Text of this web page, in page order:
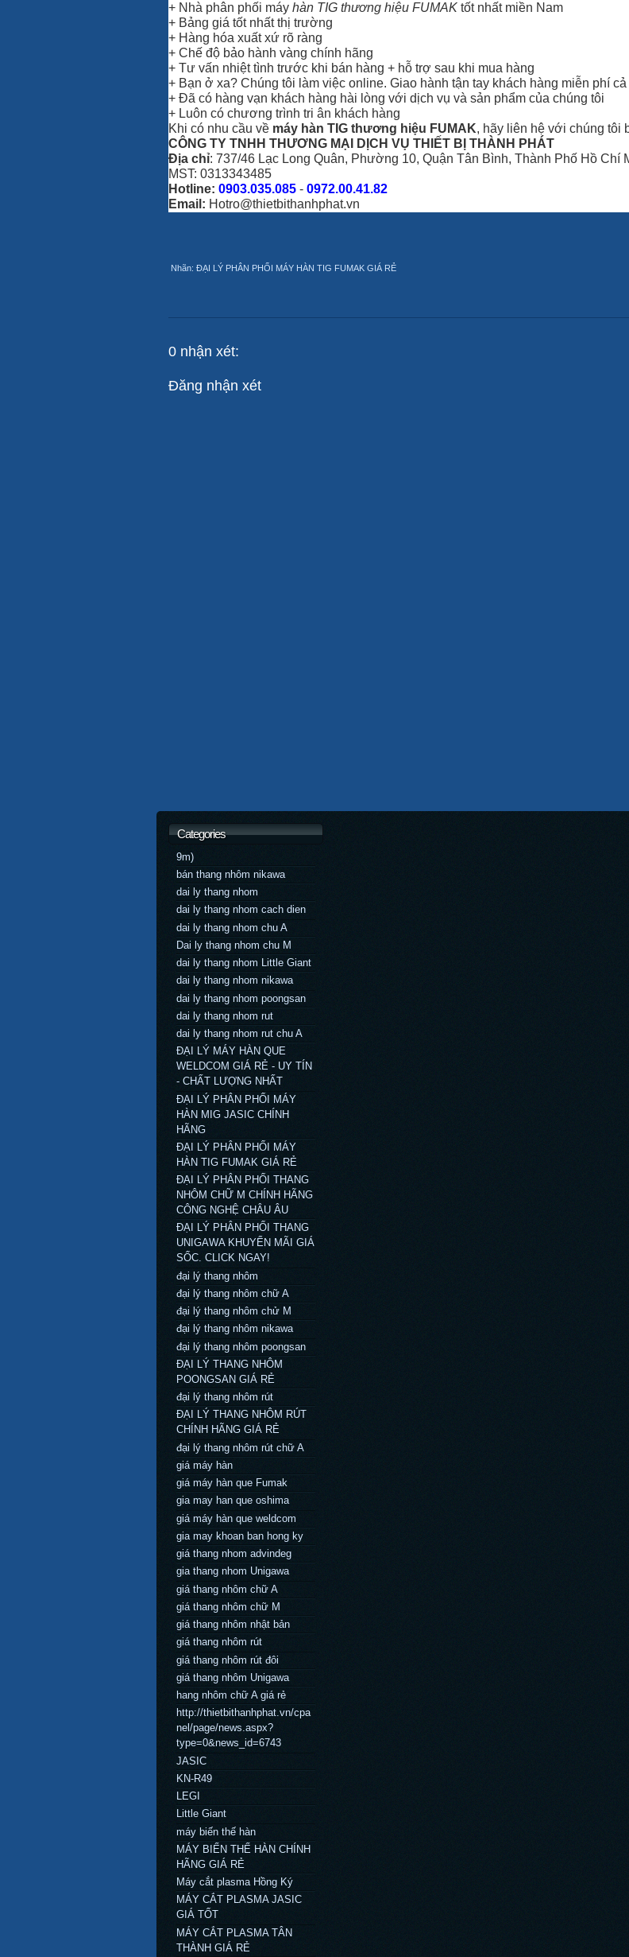
+ Nhà phân phối máy hàn TIG thương hiệu FUMAK tốt nhất miền Nam
+ Bảng giá tốt nhất thị trường
+ Hàng hóa xuất xứ rõ ràng
+ Chế độ bảo hành vàng chính hãng
+ Tư vấn nhiệt tình trước khi bán hàng + hỗ trợ sau khi mua hàng
+ Bạn ở xa? Chúng tôi làm việc online. Giao hành tận tay khách hàng miễn phí
+ Đã có hàng vạn khách hàng hài lòng với dịch vụ và sản phẩm của chúng tôi
+ Luôn có chương trình tri ân khách hàng
Khi có nhu cầu về máy hàn TIG thương hiệu FUMAK, hãy liên hệ với chúng tôi
CÔNG TY TNHH THƯƠNG MẠI DỊCH VỤ THIẾT BỊ THÀNH PHÁT
Địa chỉ: 737/46 Lạc Long Quân, Phường 10, Quận Tân Bình, Thành Phố Hồ Chí
MST: 0313343485
Hotline: 0903.035.085 - 0972.00.41.82
Email: Hotro@thietbithanhphat.vn
Nhãn: ĐẠI LÝ PHÂN PHỐI MÁY HÀN TIG FUMAK GIÁ RẺ
0 nhận xét:
Đăng nhận xét
Categories
9m)
bán thang nhôm nikawa
dai ly thang nhom
dai ly thang nhom cach dien
dai ly thang nhom chu A
Dai ly thang nhom chu M
dai ly thang nhom Little Giant
dai ly thang nhom nikawa
dai ly thang nhom poongsan
dai ly thang nhom rut
dai ly thang nhom rut chu A
ĐẠI LÝ MÁY HÀN QUE
WELDCOM GIÁ RẺ - UY TÍN
- CHẤT LƯỢNG NHẤT
ĐẠI LÝ PHÂN PHỐI MÁY
HÀN MIG JASIC CHÍNH
HÃNG
ĐẠI LÝ PHÂN PHỐI MÁY
HÀN TIG FUMAK GIÁ RẺ
ĐẠI LÝ PHÂN PHỐI THANG
NHÔM CHỮ M CHÍNH HÃNG
CÔNG NGHỆ CHÂU ÂU
ĐẠI LÝ PHÂN PHỐI THANG
UNIGAWA KHUYỂN MÃI GIÁ
SỐC. CLICK NGAY!
đại lý thang nhôm
đại lý thang nhôm chữ A
đại lý thang nhôm chử M
đại lý thang nhôm nikawa
đại lý thang nhôm poongsan
ĐẠI LÝ THANG NHÔM
POONGSAN GIÁ RẺ
đại lý thang nhôm rút
ĐẠI LÝ THANG NHÔM RÚT
CHÍNH HÃNG GIÁ RẺ
đại lý thang nhôm rút chữ A
giá máy hàn
giá máy hàn que Fumak
gia may han que oshima
giá máy hàn que weldcom
gia may khoan ban hong ky
giá thang nhom advindeg
gia thang nhom Unigawa
giá thang nhôm chữ A
giá thang nhôm chữ M
giá thang nhôm nhật bản
giá thang nhôm rút
giá thang nhôm rút đôi
giá thang nhôm Unigawa
hang nhôm chữ A giá rẻ
http://thietbithanhphat.vn/cpa
nel/page/news.aspx?
type=0&news_id=6743
JASIC
KN-R49
LEGI
Little Giant
máy biến thế hàn
MÁY BIẾN THẾ HÀN CHÍNH
HÃNG GIÁ RẺ
Máy cắt plasma Hồng Ký
MÁY CẮT PLASMA JASIC
GIÁ TỐT
MÁY CẮT PLASMA TÂN
THÀNH GIÁ RẺ